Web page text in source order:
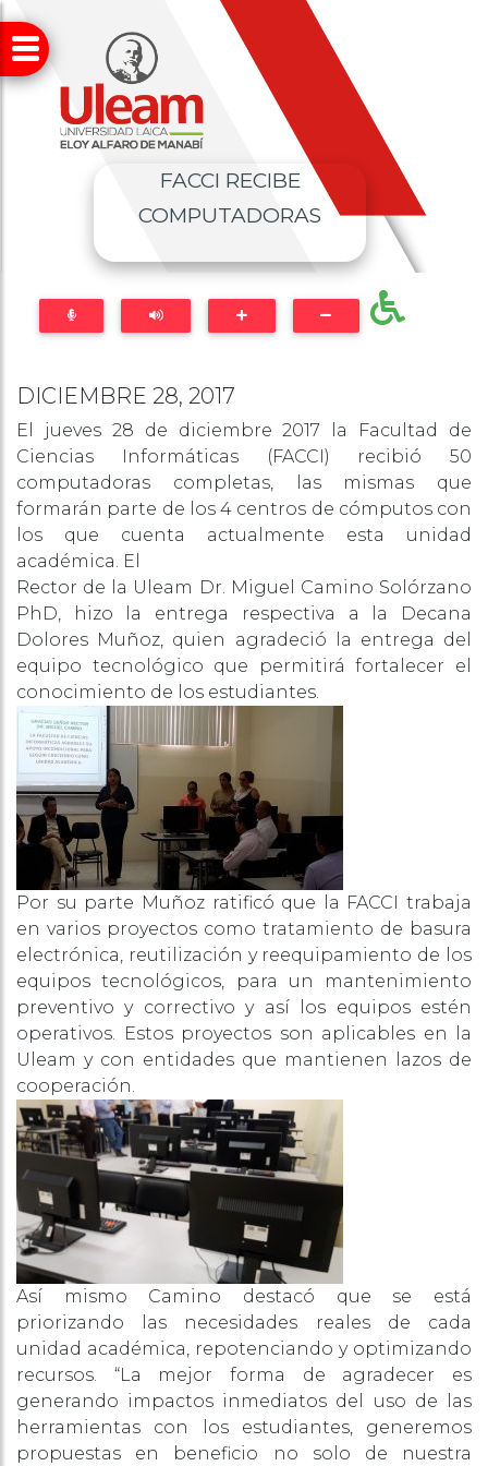
FACCI RECIBE
COMPUTADORAS
DICIEMBRE 28, 2017
El jueves 28 de diciembre 2017 la Facultad de
Ciencias Informáticas (FACCI) recibió 50
computadoras completas, las mismas que
formarán parte de los 4 centros de cómputos con
los que cuenta actualmente esta unidad
académica. El
Rector de la Uleam Dr. Miguel Camino Solórzano
PhD, hizo la entrega respectiva a la Decana
Dolores Muñoz, quien agradeció la entrega del
equipo tecnológico que permitirá fortalecer el
conocimiento de los estudiantes.
Por su parte Muñoz ratificó que la FACCI trabaja
en varios proyectos como tratamiento de basura
electrónica, reutilización y reequipamiento de los
equipos tecnológicos, para un mantenimiento
preventivo y correctivo y así los equipos estén
operativos. Estos proyectos son aplicables en la
Uleam y con entidades que mantienen lazos de
cooperación.
Así mismo Camino destacó que se está
priorizando las necesidades reales de cada
unidad académica, repotenciando y optimizando
recursos. “La mejor forma de agradecer es
generando impactos inmediatos del uso de las
herramientas con los estudiantes, generemos
propuestas en beneficio no solo de nuestra